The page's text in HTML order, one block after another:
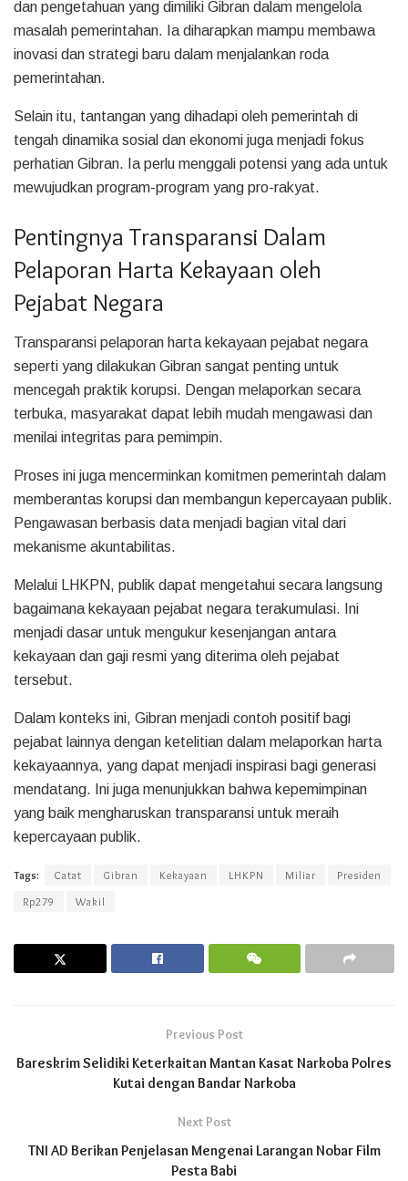
dan pengetahuan yang dimiliki Gibran dalam mengelola
masalah pemerintahan. Ia diharapkan mampu membawa
inovasi dan strategi baru dalam menjalankan roda
pemerintahan.
Selain itu, tantangan yang dihadapi oleh pemerintah di
tengah dinamika sosial dan ekonomi juga menjadi fokus
perhatian Gibran. Ia perlu menggali potensi yang ada untuk
mewujudkan program-program yang pro-rakyat.
Pentingnya Transparansi Dalam
Pelaporan Harta Kekayaan oleh
Pejabat Negara
Transparansi pelaporan harta kekayaan pejabat negara
seperti yang dilakukan Gibran sangat penting untuk
mencegah praktik korupsi. Dengan melaporkan secara
terbuka, masyarakat dapat lebih mudah mengawasi dan
menilai integritas para pemimpin.
Proses ini juga mencerminkan komitmen pemerintah dalam
memberantas korupsi dan membangun kepercayaan publik.
Pengawasan berbasis data menjadi bagian vital dari
mekanisme akuntabilitas.
Melalui LHKPN, publik dapat mengetahui secara langsung
bagaimana kekayaan pejabat negara terakumulasi. Ini
menjadi dasar untuk mengukur kesenjangan antara
kekayaan dan gaji resmi yang diterima oleh pejabat
tersebut.
Dalam konteks ini, Gibran menjadi contoh positif bagi
pejabat lainnya dengan ketelitian dalam melaporkan harta
kekayaannya, yang dapat menjadi inspirasi bagi generasi
mendatang. Ini juga menunjukkan bahwa kepemimpinan
yang baik mengharuskan transparansi untuk meraih
kepercayaan publik.
Tags: Catat Gibran Kekayaan LHKPN Miliar
Presiden
Rp279
Wakil
Previous Post
Bareskrim Selidiki Keterkaitan Mantan Kasat Narkoba Polres
Kutai dengan Bandar Narkoba
Next Post
TNI AD Berikan Penjelasan Mengenai Larangan Nobar Film
Pesta Babi